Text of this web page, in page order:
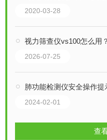
2020-03-28
视力筛查仪vs100怎么用？这份
2026-07-25
肺功能检测仪安全操作
2024-02-01
查